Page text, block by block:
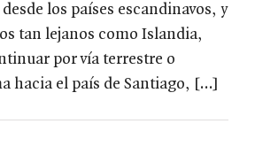
los países escandinavos, y
tan lejanos como Islandia,
por vía terrestre o
hacia el país de Santiago, […]